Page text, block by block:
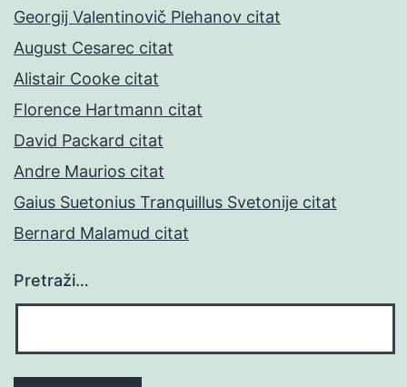
Georgij Valentinovič Plehanov citat
August Cesarec citat
Alistair Cooke citat
Florence Hartmann citat
David Packard citat
Andre Maurios citat
Gaius Suetonius Tranquillus Svetonije citat
Bernard Malamud citat
Pretraži…